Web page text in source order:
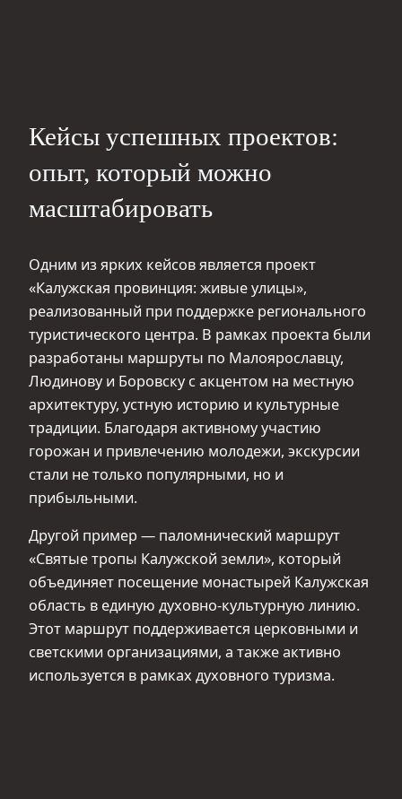
Кейсы успешных проектов:
опыт, который можно
масштабировать
Одним из ярких кейсов является проект
«Калужская провинция: живые улицы»,
реализованный при поддержке регионального
туристического центра. В рамках проекта были
разработаны маршруты по Малоярославцу,
Людинову и Боровску с акцентом на местную
архитектуру, устную историю и культурные
традиции. Благодаря активному участию
горожан и привлечению молодежи, экскурсии
стали не только популярными, но и
прибыльными.
Другой пример — паломнический маршрут
«Святые тропы Калужской земли», который
объединяет посещение монастырей Калужская
область в единую духовно-культурную линию.
Этот маршрут поддерживается церковными и
светскими организациями, а также активно
используется в рамках духовного туризма.